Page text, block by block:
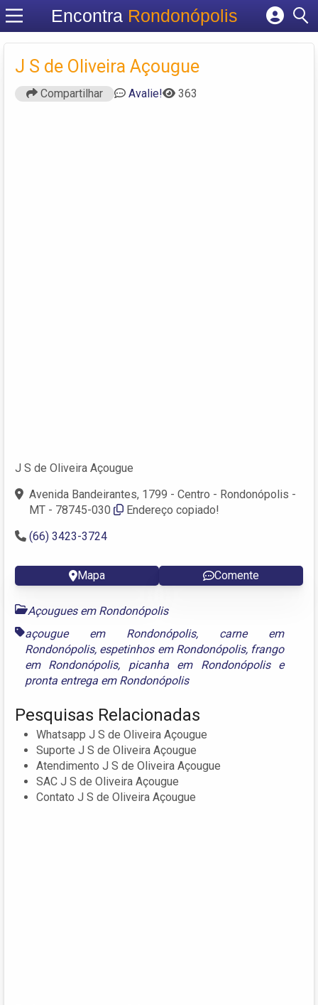
Encontra Rondonópolis
Cadastrar empresa
Criar conta
J S de Oliveira Açougue
Compartilhar Avalie! 363
J S de Oliveira Açougue
Avenida Bandeirantes, 1799 - Centro - Rondonópolis -
MT - 78745-030
Endereço copiado!
(66) 3423-3724
Mapa Comente
Açougues em Rondonópolis
açougue em Rondonópolis, carne em
Rondonópolis, espetinhos em Rondonópolis, frango
em Rondonópolis, picanha em Rondonópolise
pronta entrega em Rondonópolis
Pesquisas Relacionadas
Whatsapp J S de Oliveira Açougue
Suporte J S de Oliveira Açougue
Atendimento J S de Oliveira Açougue
SAC J S de Oliveira Açougue
Contato J S de Oliveira Açougue